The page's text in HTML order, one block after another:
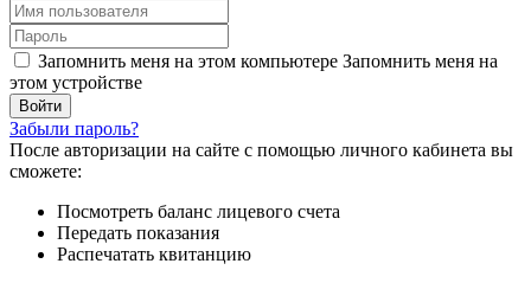
Запомнить меня на этом компьютере Запомнить меня на
этом устройстве
Забыли пароль?
После авторизации на сайте с помощью личного кабинета вы
сможете:
Посмотреть баланс лицевого счета
Передать показания
Распечатать квитанцию